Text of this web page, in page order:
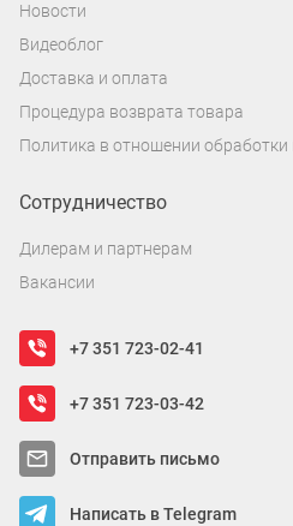
Новости
Видеоблог
Доставка и оплата
Процедура возврата товара
Политика в отношении
Сотрудничество
Дилерам и партнерам
Вакансии
+7 351 723-02-41
+7 351 723-03-42
Отправить письмо
Написать в Telegram